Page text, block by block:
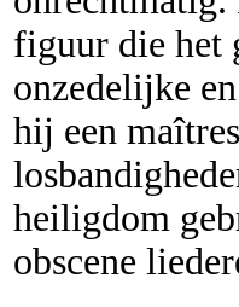
figuur die het
onzedelijke
hij een
heiligdom
obscene